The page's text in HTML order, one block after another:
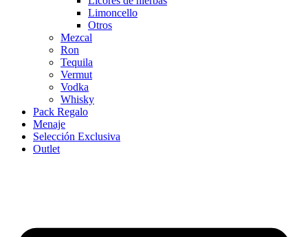
Limoncello
Otros
Mezcal
Ron
Tequila
Vermut
Vodka
Whisky
Pack Regalo
Menaje
Selección Exclusiva
Outlet